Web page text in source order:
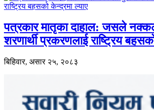
पत्रकार मातृका दाहाल: जसले
शरणार्थी प्रकरणलाई राष्ट्रिय
बिहिवार, असार २५, २०८३